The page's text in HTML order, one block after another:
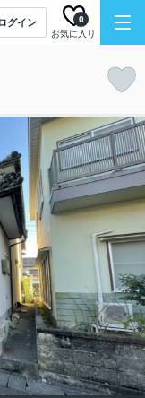
ログイン
お気に入り
0